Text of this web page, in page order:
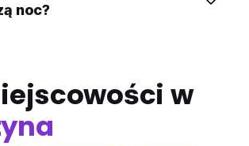
noc?
w